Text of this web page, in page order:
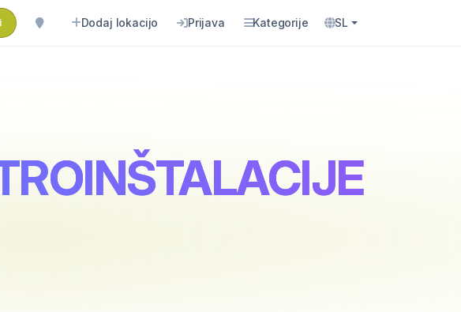
Dodaj lokacijo Prijava Kategorije SL